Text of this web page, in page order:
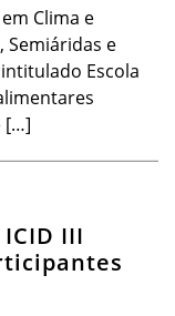
Clima e
Semiáridas e
intitulado Escola
[…]
III